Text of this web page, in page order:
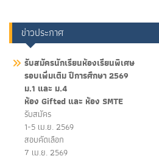
ข่าวประกาศ
รับสมัครนักเรียนห้องเรียนพิเศษ
รอบเพิ่มเติม ปีการศึกษา 2569
ม.1 และ ม.4
ห้อง Gifted และ ห้อง SMTE
รับสมัคร
1-5 เม.ย. 2569
สอบคัดเลือก
7 เม.ย. 2569